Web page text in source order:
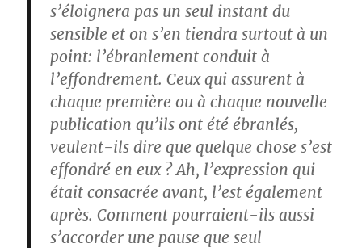
s’éloignera pas un seul instant du
sensible et on s’en tiendra surtout à un
point: l’ébranlement conduit à
l’effondrement. Ceux qui assurent à
chaque première ou à chaque nouvelle
publication qu’ils ont été ébranlés,
veulent-ils dire que quelque chose s’est
effondré en eux ? Ah, l’expression qui
était consacrée avant, l’est également
après. Comment pourraient-ils aussi
s’accorder une pause que seul